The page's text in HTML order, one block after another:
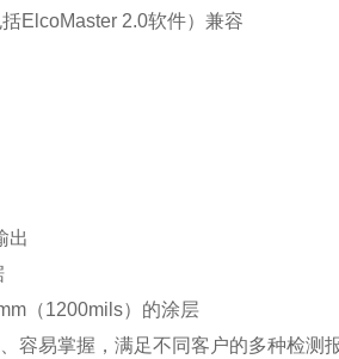
ElcoMaster 2.0软件）兼容
出
（1200mils）的涂层
易掌握，满足不同客户的多种检测报